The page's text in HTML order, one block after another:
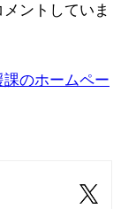
メントしていま
のホームペー